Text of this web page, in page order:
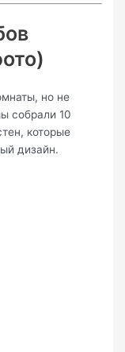
но не
собрали 10
которые
дизайн.